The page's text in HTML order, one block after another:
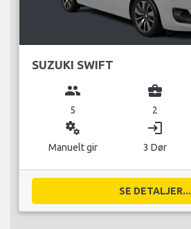
SUZUKI SWIFT
group
5
business_center
2
miscellaneous_services
Manuelt gir
login
3 Dør
SE DETALJER...